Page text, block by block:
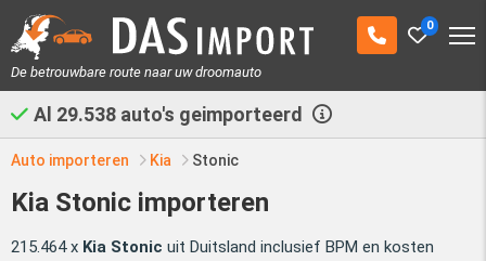
0
De betrouwbare route naar uw droomauto
Al 29.538 auto's geimporteerd
Auto importeren Kia Stonic
Kia Stonic importeren
215.464 x Kia Stonic uit Duitsland inclusief BPM en kosten